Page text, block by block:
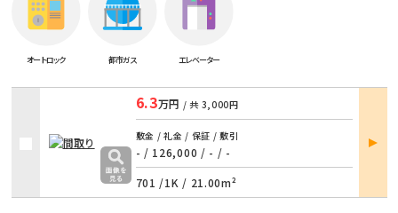
オートロック 都市ガス エレベーター
6.3万円 / 共 3,000円
敷金 / 礼金 / 保証 / 敷引
- / 126,000 / - / -
701 /1K / 21.00m²
部屋
詳細